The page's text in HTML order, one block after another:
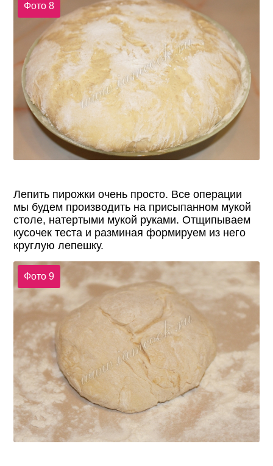
Фото 8
Лепить пирожки очень просто. Все операции
мы будем производить на присыпанном мукой
столе, натертыми мукой руками. Отщипываем
кусочек теста и разминая формируем из него
круглую лепешку.
Фото 9